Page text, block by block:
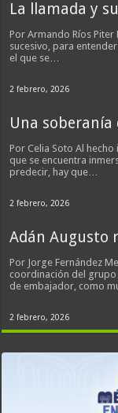
La llamada y
Por Armando Ríos
sucesivo, para
el que se…
2 febrero, 2026
Una soberanía
Por Celia Soto Al
que se encuentra
predecir, hay que…
2 febrero, 2026
Adán Augusto
Por Jorge Fernández
coordinación del grupo
de embajador, como
2 febrero, 2026